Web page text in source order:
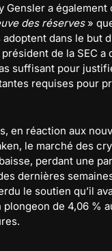
Gensler a
des réserves»
dans le but
de la SEC a
suffisant pour
requises pour
en réaction aux
le marché des
perdant une
dernières
le soutien qu’il
plongeon de 4,06 %